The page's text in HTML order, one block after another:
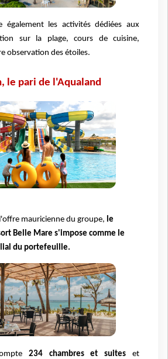
également les activités dédiées aux
sur la plage, cours de cuisine,
observation des étoiles.
le pari de l'Aqualand
mauricienne du groupe, le
Belle Mare s'impose comme le
du portefeuille.
234 chambres et suiteset